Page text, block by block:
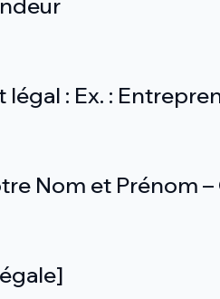
: Ex. :
Nom et Prénom